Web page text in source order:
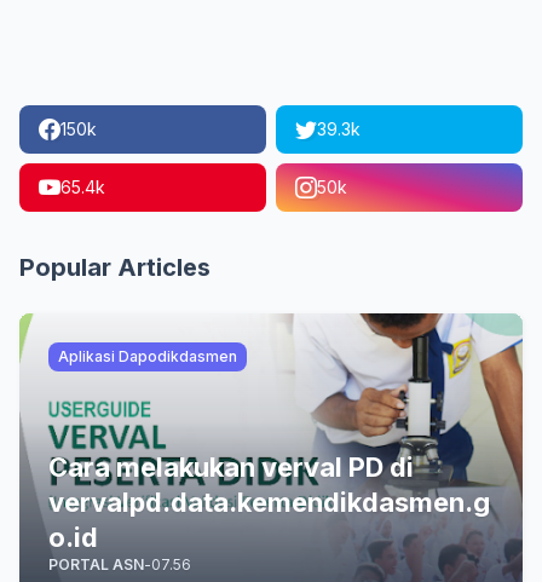
150k 39.3k
65.4k 50k
Popular Articles
Aplikasi Dapodikdasmen
Cara melakukan verval PD di
vervalpd.data.kemendikdasmen.g
o.id
PORTAL ASN-07.56